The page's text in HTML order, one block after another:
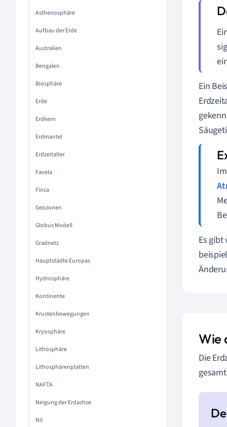
Asthenosphäre
Aufbau der Erde
Australien
Bengalen
Biosphäre
Erde
Erdkern
Erdmantel
Erdzeitalter
Favela
Finca
Geozonen
Globus Modell
Gradnetz
Hauptstädte Europas
Hydrosphäre
Kontinente
Krustenbewegungen
Kryosphäre
Lithosphäre
Lithosphärenplatten
NAFTA
Neigung der Erdachse
Nil
Ein
Es
Wie
Die